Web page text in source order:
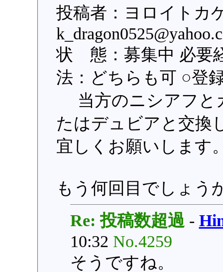
投稿者：ヨロイトカ
状 態：募集中 必要
法：どちらも可 ○登
当方のニシアフと
たはデュビアと交換
宜しくお願いします
もう何回目でしょう
Re: 投稿数超過 -
10:32 No.4259
そうですね。